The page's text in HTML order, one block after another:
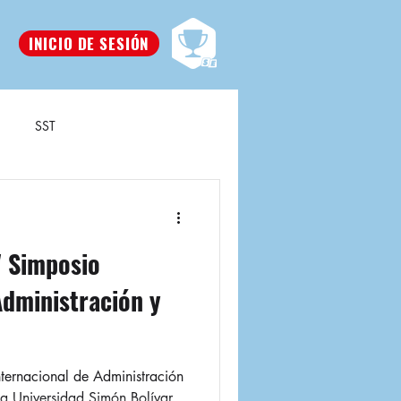
INICIO DE SESIÓN
SST
y
de Administración